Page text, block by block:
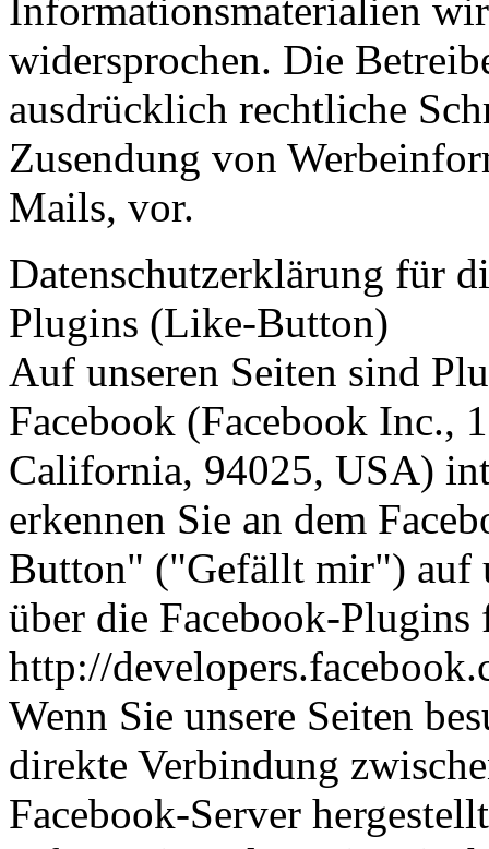
Informationsmaterialien
widersprochen. Die
ausdrücklich rechtliche
Zusendung von
Mails, vor.
Datenschutzerklärung für
Plugins (Like-Button)
Auf unseren Seiten sind
Facebook (Facebook Inc.,
California, 94025, USA)
erkennen Sie an dem
Button" ("Gefällt mir") auf
über die Facebook-
http://
Wenn Sie unsere Seiten
direkte Verbindung
Facebook-Server